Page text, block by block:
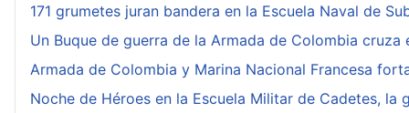
171 grumetes juran bandera en la Escuela Naval de
Un Buque de guerra de la Armada de Colombia cruza
Armada de Colombia y Marina Nacional Francesa
Noche de Héroes en la Escuela Militar de Cadetes, la